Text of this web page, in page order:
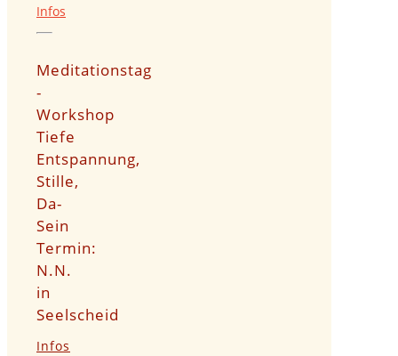
Infos
Meditationstag
-
Workshop
Tiefe
Entspannung,
Stille,
Da-
Sein
Termin:
N.N.
in
Seelscheid
Infos